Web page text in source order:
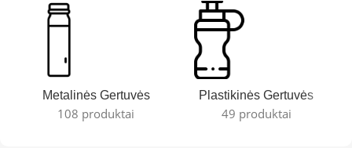
Metalinės Gertuvės
108 produktai
Plastikinės Gertuvės
49 produktai